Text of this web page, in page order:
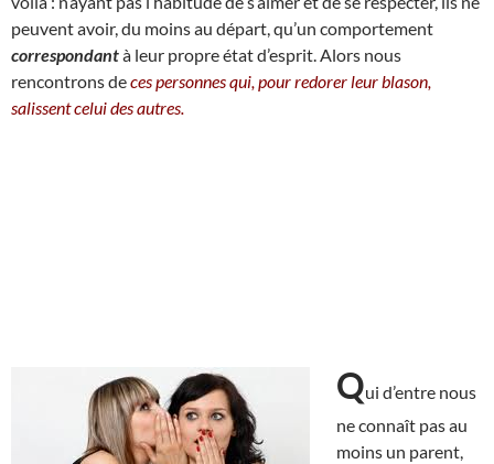
peuvent avoir, du moins au départ, qu’un comportement
correspondantà leur propre état d’esprit. Alors nous
rencontrons deces personnes qui, pour redorer leur blason,
salissent celui des autres.
Qui d’entre nous
ne connaît pas au
moins un parent,